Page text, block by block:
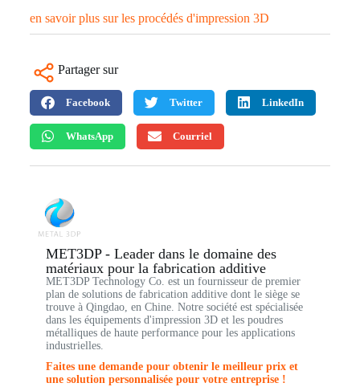
en savoir plus sur les procédés d'impression 3D
Partager sur
Facebook Twitter LinkedIn
WhatsApp Courriel
MET3DP - Leader dans le domaine des
matériaux pour la fabrication additive
MET3DP Technology Co. est un fournisseur de premier
plan de solutions de fabrication additive dont le siège se
trouve à Qingdao, en Chine. Notre société est spécialisée
dans les équipements d'impression 3D et les poudres
métalliques de haute performance pour les applications
industrielles.
Faites une demande pour obtenir le meilleur prix et
une solution personnalisée pour votre entreprise !